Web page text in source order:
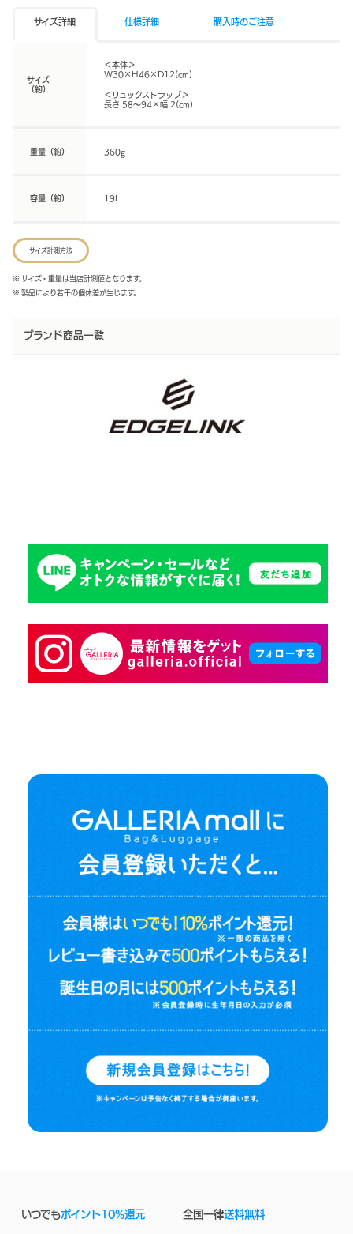
サイズ詳細 仕様詳細 購入時のご注意
サイズ
（約）
＜本体＞
W30×H46×D12(cm)
＜リュックストラップ＞
長さ 58〜94×幅 2(cm)
重量（約） 360g
容量（約） 19L
サイズ計測方法
※ サイズ・重量は当店計測値となります。
※ 製品により若干の個体差が生じます。
ブランド商品一覧
いつでもポイント10%還元 全国一律送料無料